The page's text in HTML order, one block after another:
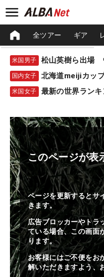
全ツアー ギア
米国男子
国内女子 北海道meijiカッ
米国女子 最新の世界ラン
このページが表
ページを更新するとサ
きます。
広告ブロッカーやトラ
ている場合、この画面
ります。
お客様にはご不便をお
解いただきますよう、